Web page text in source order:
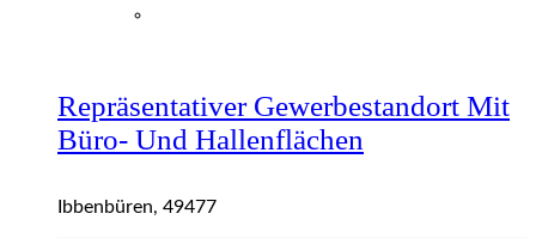
Repräsentativer Gewerbestandort Mit
Büro- Und Hallenflächen
Ibbenbüren, 49477